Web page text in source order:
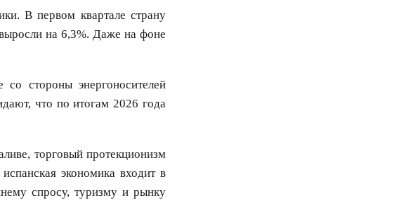
В первом квартале страну
на 6,3%. Даже на фоне
со стороны энергоносителей
что по итогам 2026 года
торговый протекционизм
экономика входит в
спросу, туризму и рынку